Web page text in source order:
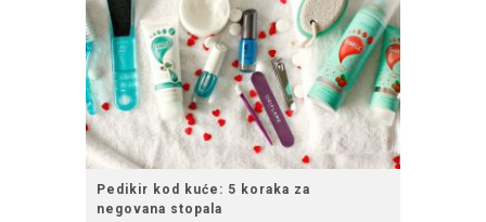
Pedikir kod kuće: 5 koraka za
negovana stopala